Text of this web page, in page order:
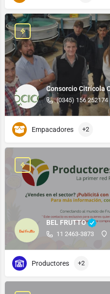
Consorcio Citrícola
(0345) 156 252174
Empacadores +2
BEL FRUTTO
11 2463-3873
Productores +2